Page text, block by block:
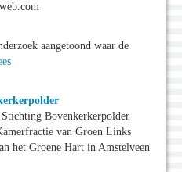
aangetoond waar de
Bovenkerkerpolder
van Groen Links
het Groene Hart in Amstelveen